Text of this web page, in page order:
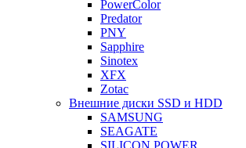
PowerColor
Predator
PNY
Sapphire
Sinotex
XFX
Zotac
Внешние диски SSD и HDD
SAMSUNG
SEAGATE